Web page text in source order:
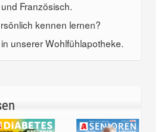
Französisch.
kennen lernen?
unserer Wohlfühlapotheke.